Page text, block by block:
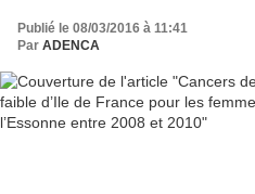
Publié le 08/03/2016 à 11:41
Par ADENCA